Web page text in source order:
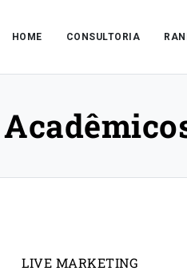
HOME CONSULTORIA
LIVE MARKETING